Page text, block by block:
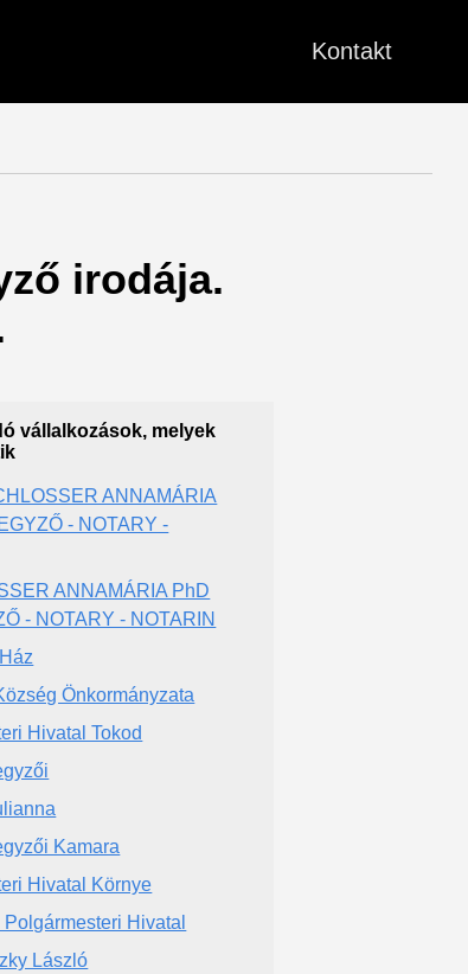
Kontakt
irodája.
vállalkozások, melyek
ANNAMÁRIA
- NOTARY -
ANNAMÁRIA PhD
- NOTARY - NOTARIN
Önkormányzata
Hivatal Tokod
Kamara
Hivatal Környe
Hivatal
László